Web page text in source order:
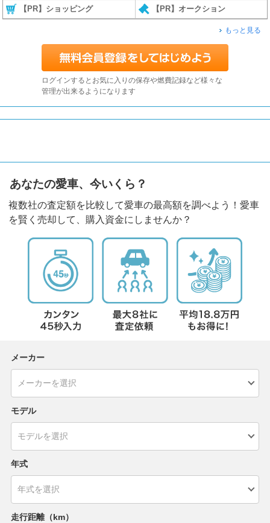
【PR】ショッピング 【PR】オークション
もっと見る
ログインするとお気に入りの保存や燃費記録など様々な
管理が出来るようになります
あなたの愛車、今いくら？
複数社の査定額を比較して愛車の最高額を調べよう！愛車
を賢く売却して、購入資金にしませんか？
メーカー
モデル
年式
走行距離（km）